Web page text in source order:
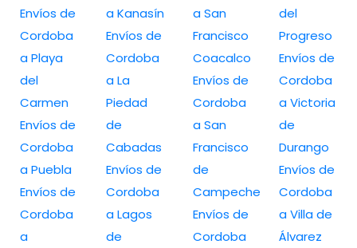
Envíos de
Cordoba
a Playa
del
Carmen
Envíos de
Cordoba
a Puebla
Envíos de
Cordoba
a
a Kanasín
Envíos de
Cordoba
a La
Piedad
de
Cabadas
Envíos de
Cordoba
a Lagos
de
a San
Francisco
Coacalco
Envíos de
Cordoba
a San
Francisco
de
Campeche
Envíos de
Cordoba
del
Progreso
Envíos de
Cordoba
a Victoria
de
Durango
Envíos de
Cordoba
a Villa de
Álvarez